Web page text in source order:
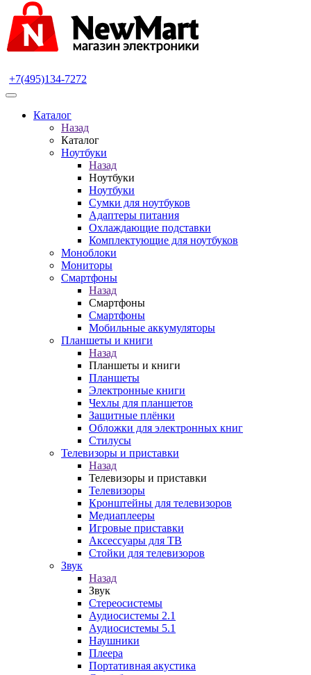
+7(495)134-7272
Каталог
Назад
Каталог
Ноутбуки
Назад
Ноутбуки
Ноутбуки
Сумки для ноутбуков
Адаптеры питания
Охлаждающие подставки
Комплектующие для ноутбуков
Моноблоки
Мониторы
Смартфоны
Назад
Смартфоны
Смартфоны
Мобильные аккумуляторы
Планшеты и книги
Назад
Планшеты и книги
Планшеты
Электронные книги
Чехлы для планшетов
Защитные плёнки
Обложки для электронных книг
Стилусы
Телевизоры и приставки
Назад
Телевизоры и приставки
Телевизоры
Кронштейны для телевизоров
Медиаплееры
Игровые приставки
Аксессуары для ТВ
Стойки для телевизоров
Звук
Назад
Звук
Стереосистемы
Аудиосистемы 2.1
Аудиосистемы 5.1
Наушники
Плеера
Портативная акустика